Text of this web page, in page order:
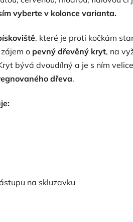
vyberte v kolonce varianta.
. které je proti kočkám
o pevný dřevěný kryt, na
bývá dvoudílný a je s ním
dřeva.
na skluzavku